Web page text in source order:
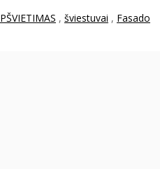
, šviestuvai , Fasado